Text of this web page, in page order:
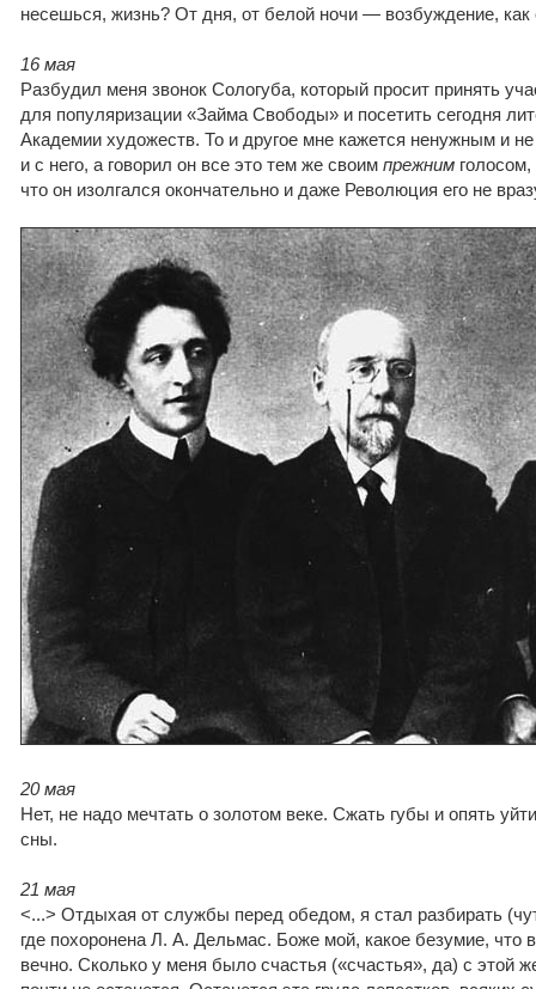
несешься, жизнь? От дня, от белой ночи — возбуждение, как
16 мая
Разбудил меня звонок Сологуба, который просит принять
для популяризации «Займа Свободы» и посетить сегодня
Академии художеств. То и другое мне кажется ненужным и
и с него, а говорил он все это тем же своим прежним
что он изолгался окончательно и даже Революция его не
20 мая
Нет, не надо мечтать о золотом веке. Сжать губы и опять
сны.
21 мая
<...> Отдыхая от службы перед обедом, я стал разбирать
где похоронена Л. А. Дельмас. Боже мой, какое безумие, что
вечно. Сколько у меня было счастья («счастья», да) с этой